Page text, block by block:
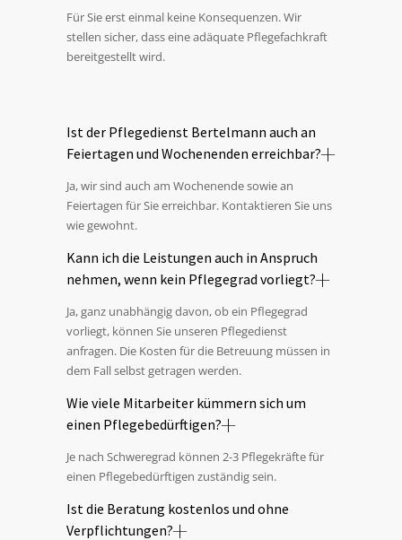
Für Sie erst einmal keine Konsequenzen. Wir
stellen sicher, dass eine adäquate Pflegefachkraft
bereitgestellt wird.
Ist der Pflegedienst Bertelmann auch an
Feiertagen und Wochenenden erreichbar?
Ja, wir sind auch am Wochenende sowie an
Feiertagen für Sie erreichbar. Kontaktieren Sie uns
wie gewohnt.
Kann ich die Leistungen auch in Anspruch
nehmen, wenn kein Pflegegrad vorliegt?
Ja, ganz unabhängig davon, ob ein Pflegegrad
vorliegt, können Sie unseren Pflegedienst
anfragen. Die Kosten für die Betreuung müssen in
dem Fall selbst getragen werden.
Wie viele Mitarbeiter kümmern sich um
einen Pflegebedürftigen?
Je nach Schweregrad können 2-3 Pflegekräfte für
einen Pflegebedürftigen zuständig sein.
Ist die Beratung kostenlos und ohne
Verpflichtungen?